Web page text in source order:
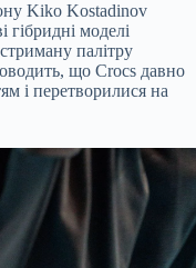
Kiko Kostadinov
моделі
палітру
що Crocs давно
і перетворилися на